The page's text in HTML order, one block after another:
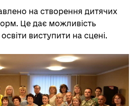
на створення дитячих
Це дає можливість
виступити на сцені.